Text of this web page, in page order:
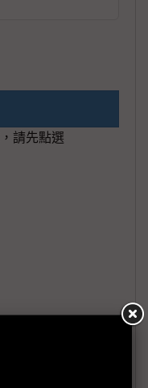
請先點選